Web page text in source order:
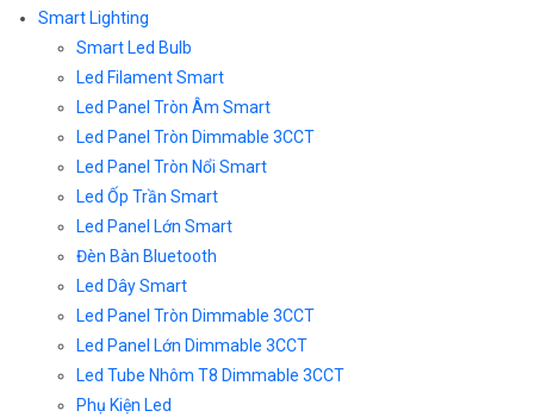
Smart Lighting
Smart Led Bulb
Led Filament Smart
Led Panel Tròn Âm Smart
Led Panel Tròn Dimmable 3CCT
Led Panel Tròn Nổi Smart
Led Ốp Trần Smart
Led Panel Lớn Smart
Đèn Bàn Bluetooth
Led Dây Smart
Led Panel Tròn Dimmable 3CCT
Led Panel Lớn Dimmable 3CCT
Led Tube Nhôm T8 Dimmable 3CCT
Phụ Kiện Led